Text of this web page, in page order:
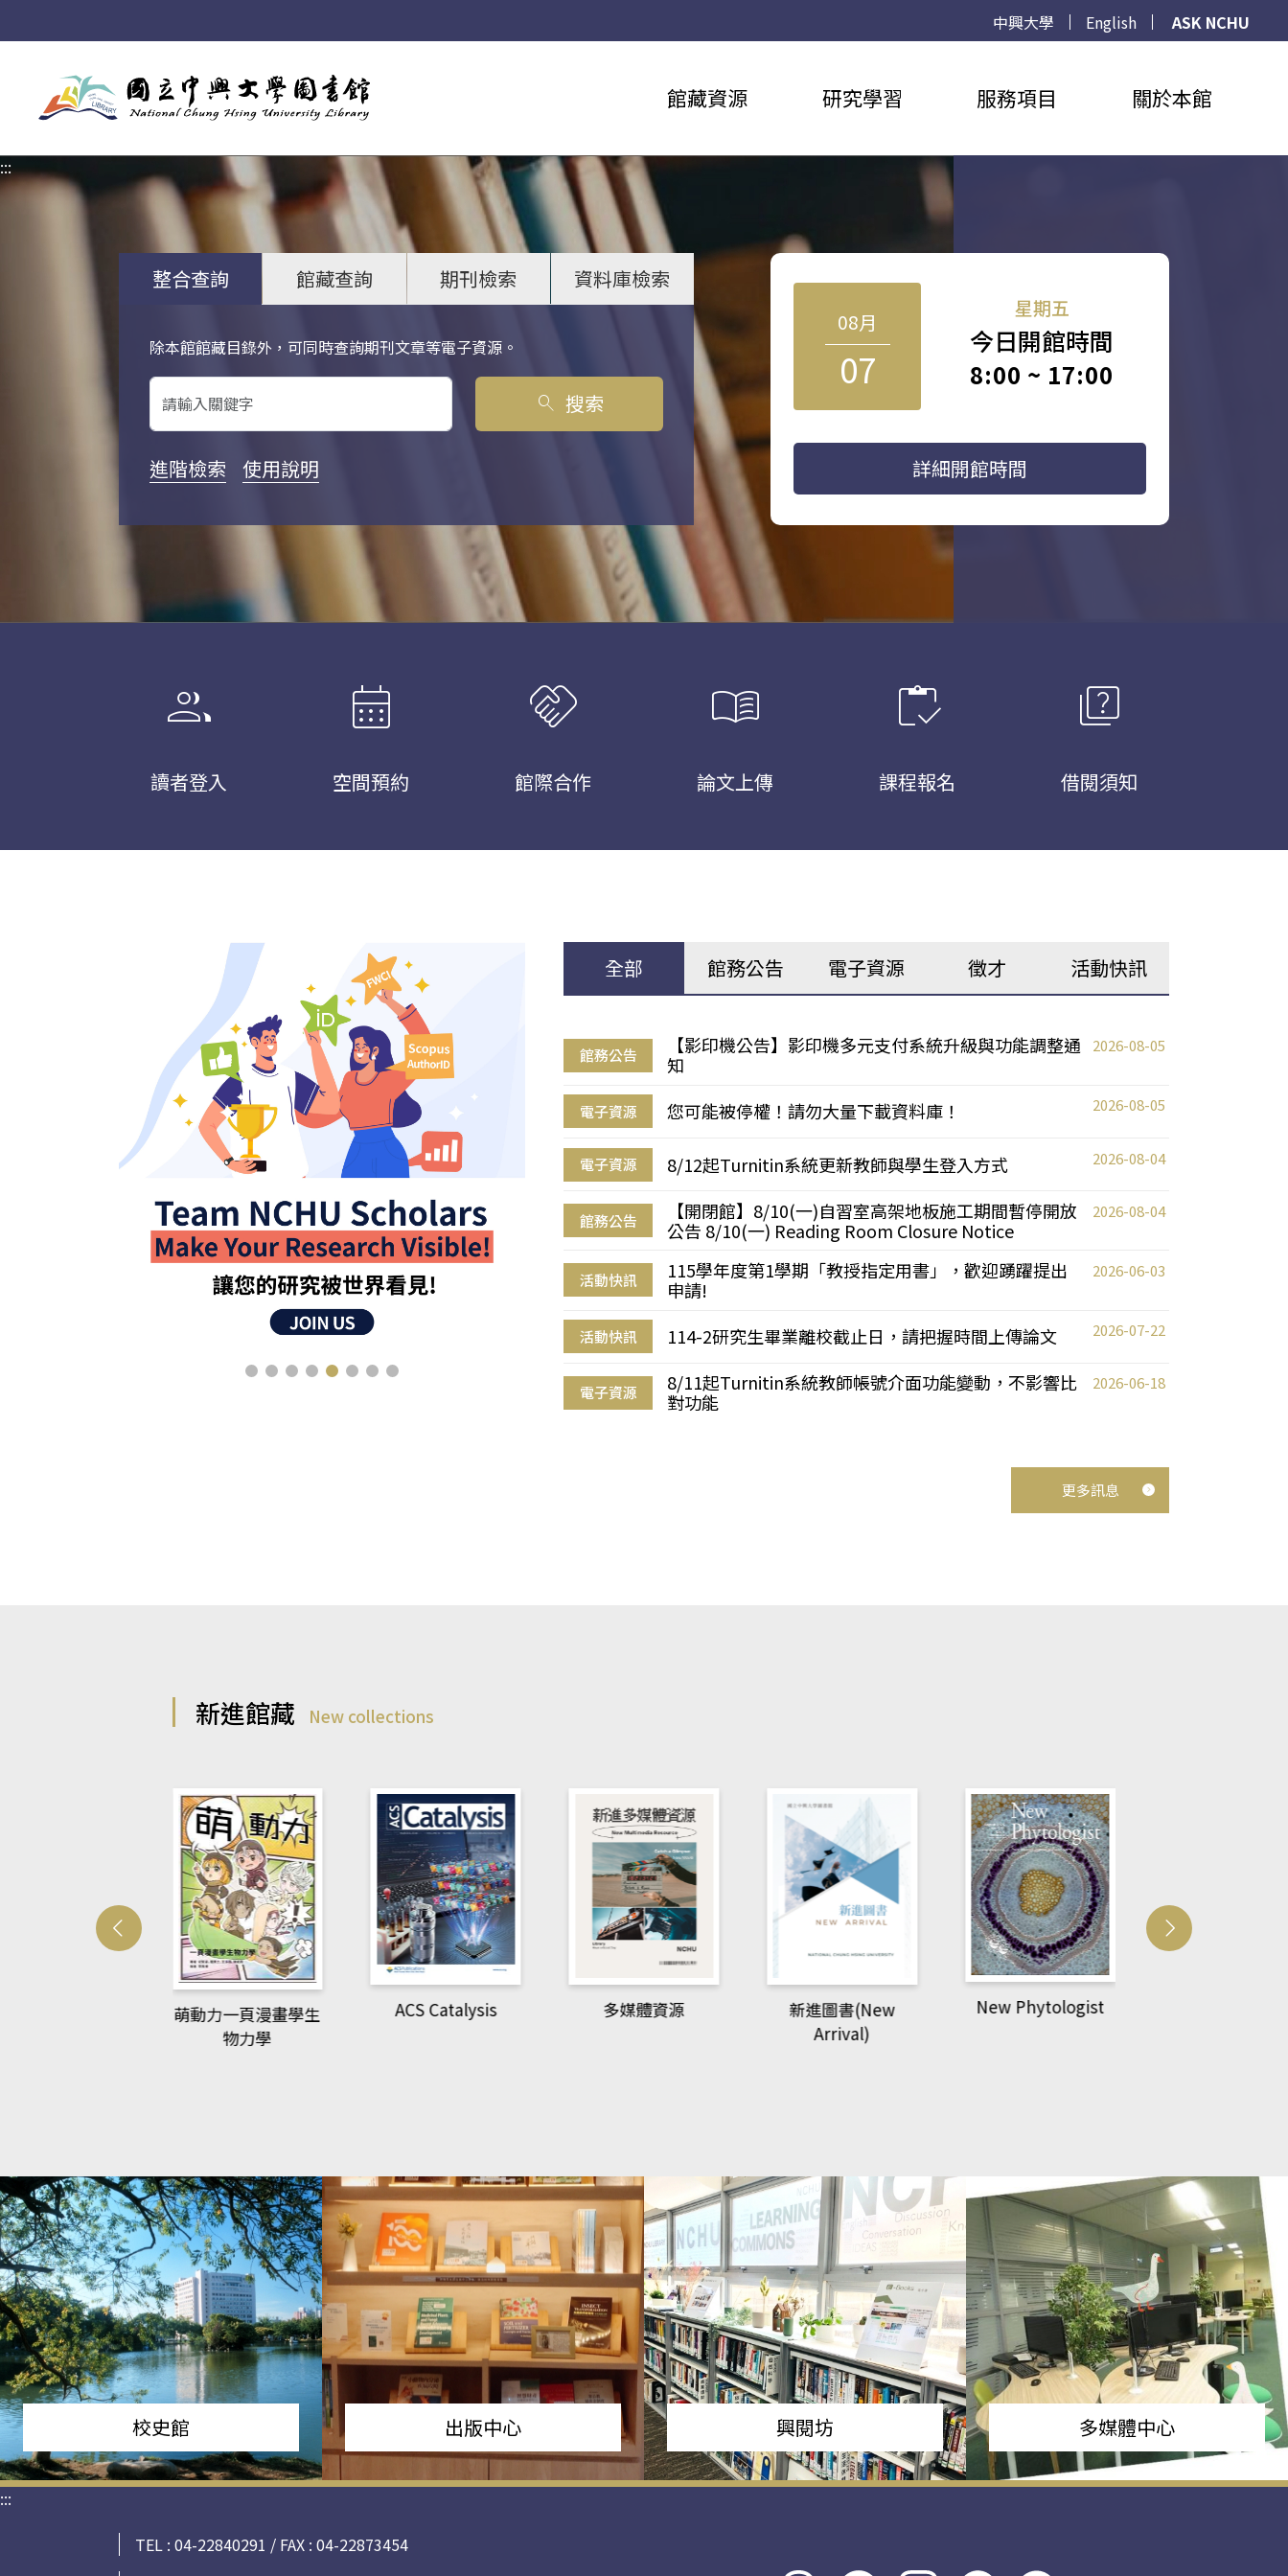
中興大學 English
ASK NCHU
館藏資源 研究學習 服務項目 關於本館
:::
整合查詢 館藏查詢 期刊檢索 資料庫檢索
除本館館藏目錄外，可同時查詢期刊文章等電子資源。
關鍵字搜尋
search 搜索
進階檢索 使用說明
08月
07
星期五
今日開館時間
8:00 ~ 17:00
詳細開館時間
group
讀者登入
calendar_month
空間預約
handshake
館際合作
menu_book
論文上傳
inventory
課程報名
quiz
借閱須知
全部 館務公告 電子資源 徵才 活動快訊
館務公告
【影印機公告】影印機多元支付系統升級與功能調整通
知
2026-08-05
電子資源 您可能被停權！請勿大量下載資料庫！ 2026-08-05
電子資源 8/12起Turnitin系統更新教師與學生登入方式 2026-08-04
館務公告
【開閉館】8/10(一)自習室高架地板施工期間暫停開放
公告 8/10(一) Reading Room Closure Notice
2026-08-04
活動快訊
115學年度第1學期「教授指定用書」，歡迎踴躍提出
申請!
2026-06-03
活動快訊 114-2研究生畢業離校截止日，請把握時間上傳論文 2026-07-22
電子資源
8/11起Turnitin系統教師帳號介面功能變動，不影響比
對功能
2026-06-18
更多訊息
新進館藏 New collections
萌動力一頁漫畫學生
物力學
ACS Catalysis 多媒體資源
新進圖書(New
Arrival)
New Phytologist
校史館 出版中心 興閱坊 多媒體中心
:::
TEL : 04-22840291 / FAX : 04-22873454